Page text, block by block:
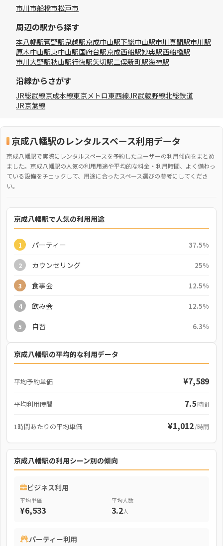
市川市船橋市松戸市
周辺の駅から探す
本八幡駅菅野駅鬼越駅京成中山駅下総中山駅市川真間駅市川駅
原木中山駅東中山駅国府台駅京成西船駅妙典駅西船橋駅
市川大野駅秋山駅行徳駅矢切駅二俣新町駅海神駅
沿線からさがす
JR総武線京成本線東京メトロ東西線JR武蔵野線北総鉄道
JR京葉線
京成八幡駅のレンタルスペース利用データ
京成八幡駅で実際にレンタルスペースを予約したユーザーの利用傾向をまとめ
ました。京成八幡駅の人気の利用用途や平均的な料金・利用時間、よく備わっ
ている設備をチェックして、用途に合ったスペース選びの参考にしてくださ
い。
京成八幡駅で人気の利用用途
1 パーティー 37.5%
2 カウンセリング 25%
3 食事会 12.5%
4 飲み会 12.5%
5 自習 6.3%
京成八幡駅の平均的な利用データ
平均予約単価 ¥7,589
平均利用時間 7.5時間
1時間あたりの平均単価 ¥1,012/時間
京成八幡駅の利用シーン別の傾向
ビジネス利用
平均単価
¥6,533
平均人数
3.2人
パーティー利用